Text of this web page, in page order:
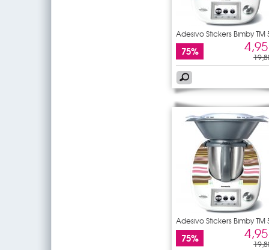
Adesivo Stickers Bimby TM
75%
Adesivo Stickers Bimby TM
75%